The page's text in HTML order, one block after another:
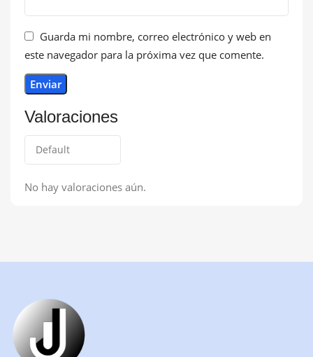
Valoraciones
No hay valoraciones aún.
Guarda mi nombre, correo electrónico y web en
este navegador para la próxima vez que comente.